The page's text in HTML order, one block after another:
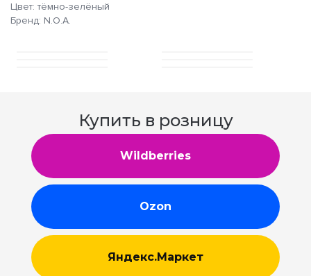
Цвет: тёмно-зелёный
Бренд: N.O.A.
Купить в розницу
Wildberries
Ozon
Яндекс.Маркет